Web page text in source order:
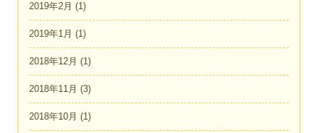
2019年2月 (1)
2019年1月 (1)
2018年12月 (1)
2018年11月 (3)
2018年10月 (1)